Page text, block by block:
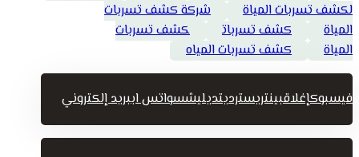
لكشف تسربات المياة
شركة كشف تسربات
المياة
كشف تسربات
كشف تسربات
المياة
كشف تسربات المياه
فيسبوكإغلاقبينتريسترديتديليشسواتس اببريد إلكتروني